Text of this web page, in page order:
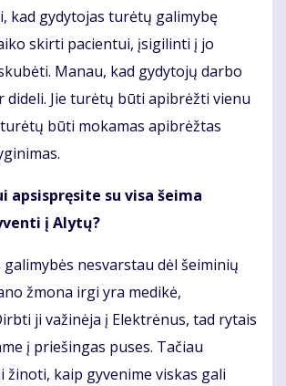
kad gydytojas turėtų galimybę
skirti pacientui, įsigilinti į jo
Manau, kad gydytojų darbo
dideli. Jie turėtų būti apibrėžti vienu
būti mokamas apibrėžtas
apsispręsite su visa šeima
į Alytų?
nesvarstau dėl šeiminių
žmona irgi yra medikė,
ji važinėja į Elektrėnus, tad rytais
į priešingas puses. Tačiau
žinoti, kaip gyvenime viskas gali